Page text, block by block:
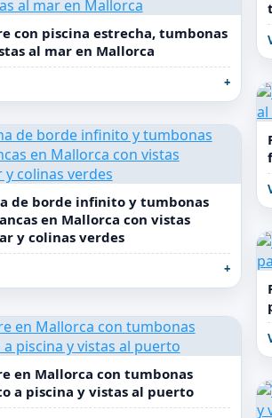
con piscina estrecha, tumbonas
al mar en Mallorca
de borde infinito y tumbonas
en Mallorca con vistas
y colinas verdes
en Mallorca con tumbonas
a piscina y vistas al puerto